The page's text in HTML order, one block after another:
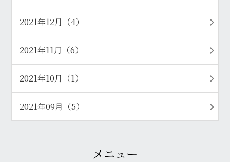
2021年12月（4）
2021年11月（6）
2021年10月（1）
2021年09月（5）
メニュー